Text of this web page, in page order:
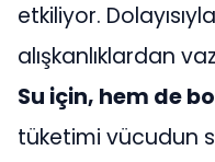
etkiliyor.
alışkanlıklardan
Su için, hem de
tüketimi vücudun